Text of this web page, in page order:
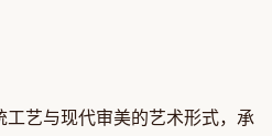
工艺与现代审美的艺术形式，承